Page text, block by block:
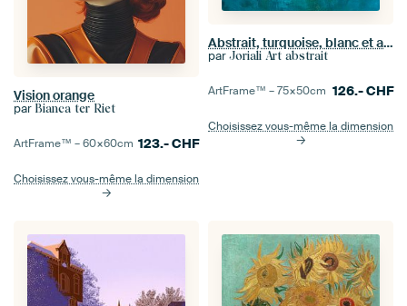
Vision orange
par Bianca ter Riet
ArtFrame™ –60×60cm 123.-CHF
Choisissez vous-même la dimension
Abstrait, turquoise, blanc et ambre
par Joriali Art abstrait
ArtFrame™ –75×50cm 126.-CHF
Choisissez vous-même la dimension